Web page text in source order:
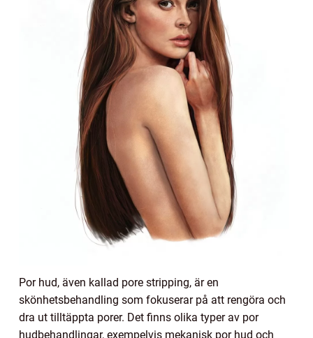
Por hud, även kallad pore stripping, är en
skönhetsbehandling som fokuserar på att rengöra och
dra ut tilltäppta porer. Det finns olika typer av por
hudbehandlingar, exempelvis mekanisk por hud och